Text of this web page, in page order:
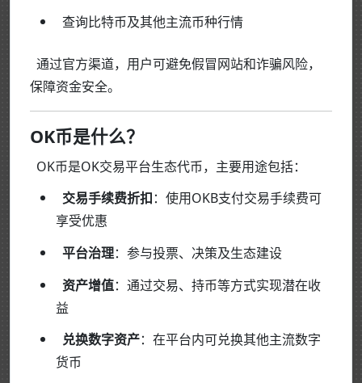
查询比特币及其他主流币种行情
通过官方渠道，用户可避免假冒网站和诈骗风险，
保障资金安全。
OK币是什么？
OK币是OK交易平台生态代币，主要用途包括：
交易手续费折扣：使用OKB支付交易手续费可
享受优惠
平台治理：参与投票、决策及生态建设
资产增值：通过交易、持币等方式实现潜在收
益
兑换数字资产：在平台内可兑换其他主流数字
货币